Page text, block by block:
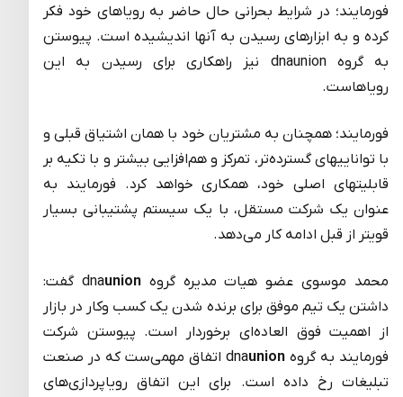
فورمایند؛ در شرایط بحرانی حال حاضر به رویاهای خود فکر
کرده و به ابزارهای رسیدن به آنها اندیشیده است. پیوستن
به گروه dnaunion نیز راهکاری برای رسیدن به این
رویاهاست.
فورمایند؛ همچنان به مشتریان خود با همان اشتیاق قبلی و
با تواناییهای گسترده‌تر، تمرکز و هم‌افزایی بیشتر و با تکیه بر
قابلیتهای اصلی خود، همکاری خواهد کرد. فورمایند به
عنوان یک شرکت مستقل، با یک سیستم پشتیبانی بسیار
قویتر از قبل ادامه کار می‌دهد.
محمد موسوی عضو هیات مدیره گروه dnaunion
گفت:
داشتن یک تیم موفق برای برنده شدن یک کسب وکار در بازار
از اهمیت فوق العاده‌ای برخوردار است. پیوستن شرکت
فورمایند به گروه dna union
اتفاق مهمی‌ست که در صنعت
تبلیغات رخ داده است. برای این اتفاق رویاپردازی‌های